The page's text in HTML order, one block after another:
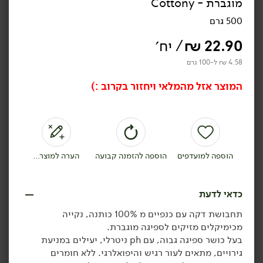
ערכת פתיחה לניקיון
אמבטיה - .Clean
8.65 ₪ ל-100
יח׳ יח׳
טבליות מילוי לניקיון זכוכית
- .Clean
טבליות מילוי לניקיון
מוגברת - Cottony
500 גרם
22.90
₪/ יח׳
4.58 ₪ ל-100 גרם
המוצר אזל מהמלאי ויחזור בקרוב :)
הוספה למועדפים הוספה להזמנה קבועה הערה למוצר...
כדאי לדעת
תחבושת דקה עם כנפיים מ 100% כותנה, נקייה
מכימיקלים מזיקים לספיגה מוגברת.
בעל כושר ספיגה גבוה, עם ph ניטרלי, יעילים במניעת
גירויים, מתאים לעור רגיש והיפואלרגי. ללא חומרים